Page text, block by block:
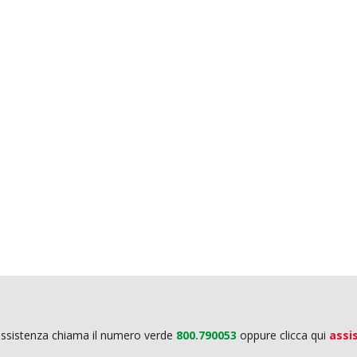
chiama il numero verde 800.790053 oppure clicca qui